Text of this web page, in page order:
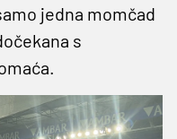
jedna momčad
s